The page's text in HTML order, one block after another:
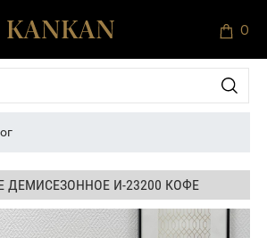
0
ДЕМИСЕЗОННОЕ И-23200 КОФЕ